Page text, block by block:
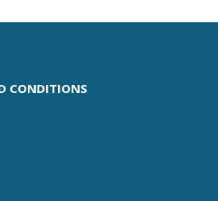
CONDITIONS